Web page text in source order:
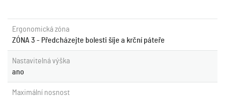
Ergonomická zóna
ZÓNA 3 - Předcházejte bolesti šíje a krční páteře
Nastavitelná výška
ano
Maximální nosnost